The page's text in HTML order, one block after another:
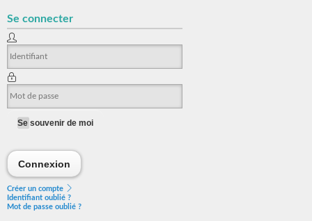
Se connecter
Se souvenir de moi
Connexion
Créer un compte
Identifiant oublié ?
Mot de passe oublié ?